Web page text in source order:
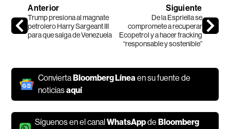
Anterior
Trump presiona al magnate
petrolero Harry Sargeant III
para que salga de Venezuela
Siguiente
De la Espriella se
compromete a recuperar
Ecopetrol y a hacer fracking
“responsable y sostenible”
ConviertaBloomberg Líneaen su fuente de
noticiasaquí
Síguenos en el canalWhatsAppdeBloomberg